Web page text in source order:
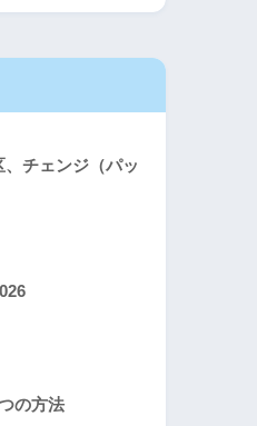
、チェンジ（パッ
の方法